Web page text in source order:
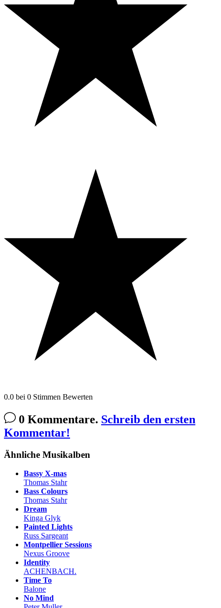
0.0 bei 0 Stimmen Bewerten
0 Kommentare. Schreib den ersten
Kommentar!
Ähnliche Musikalben
Bassy X-mas
Thomas Stahr
Bass Colours
Thomas Stahr
Dream
Kinga Glyk
Painted Lights
Russ Sargeant
Montpellier Sessions
Nexus Groove
Identity
ACHENBACH.
Time To
Balone
No Mind